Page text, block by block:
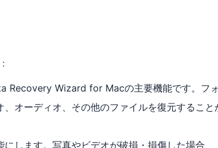
Recovery Wizard for Macの主要機能です。フ
オーディオ、その他のファイルを復元すること
にします。写真やビデオが破損・損傷した場合、